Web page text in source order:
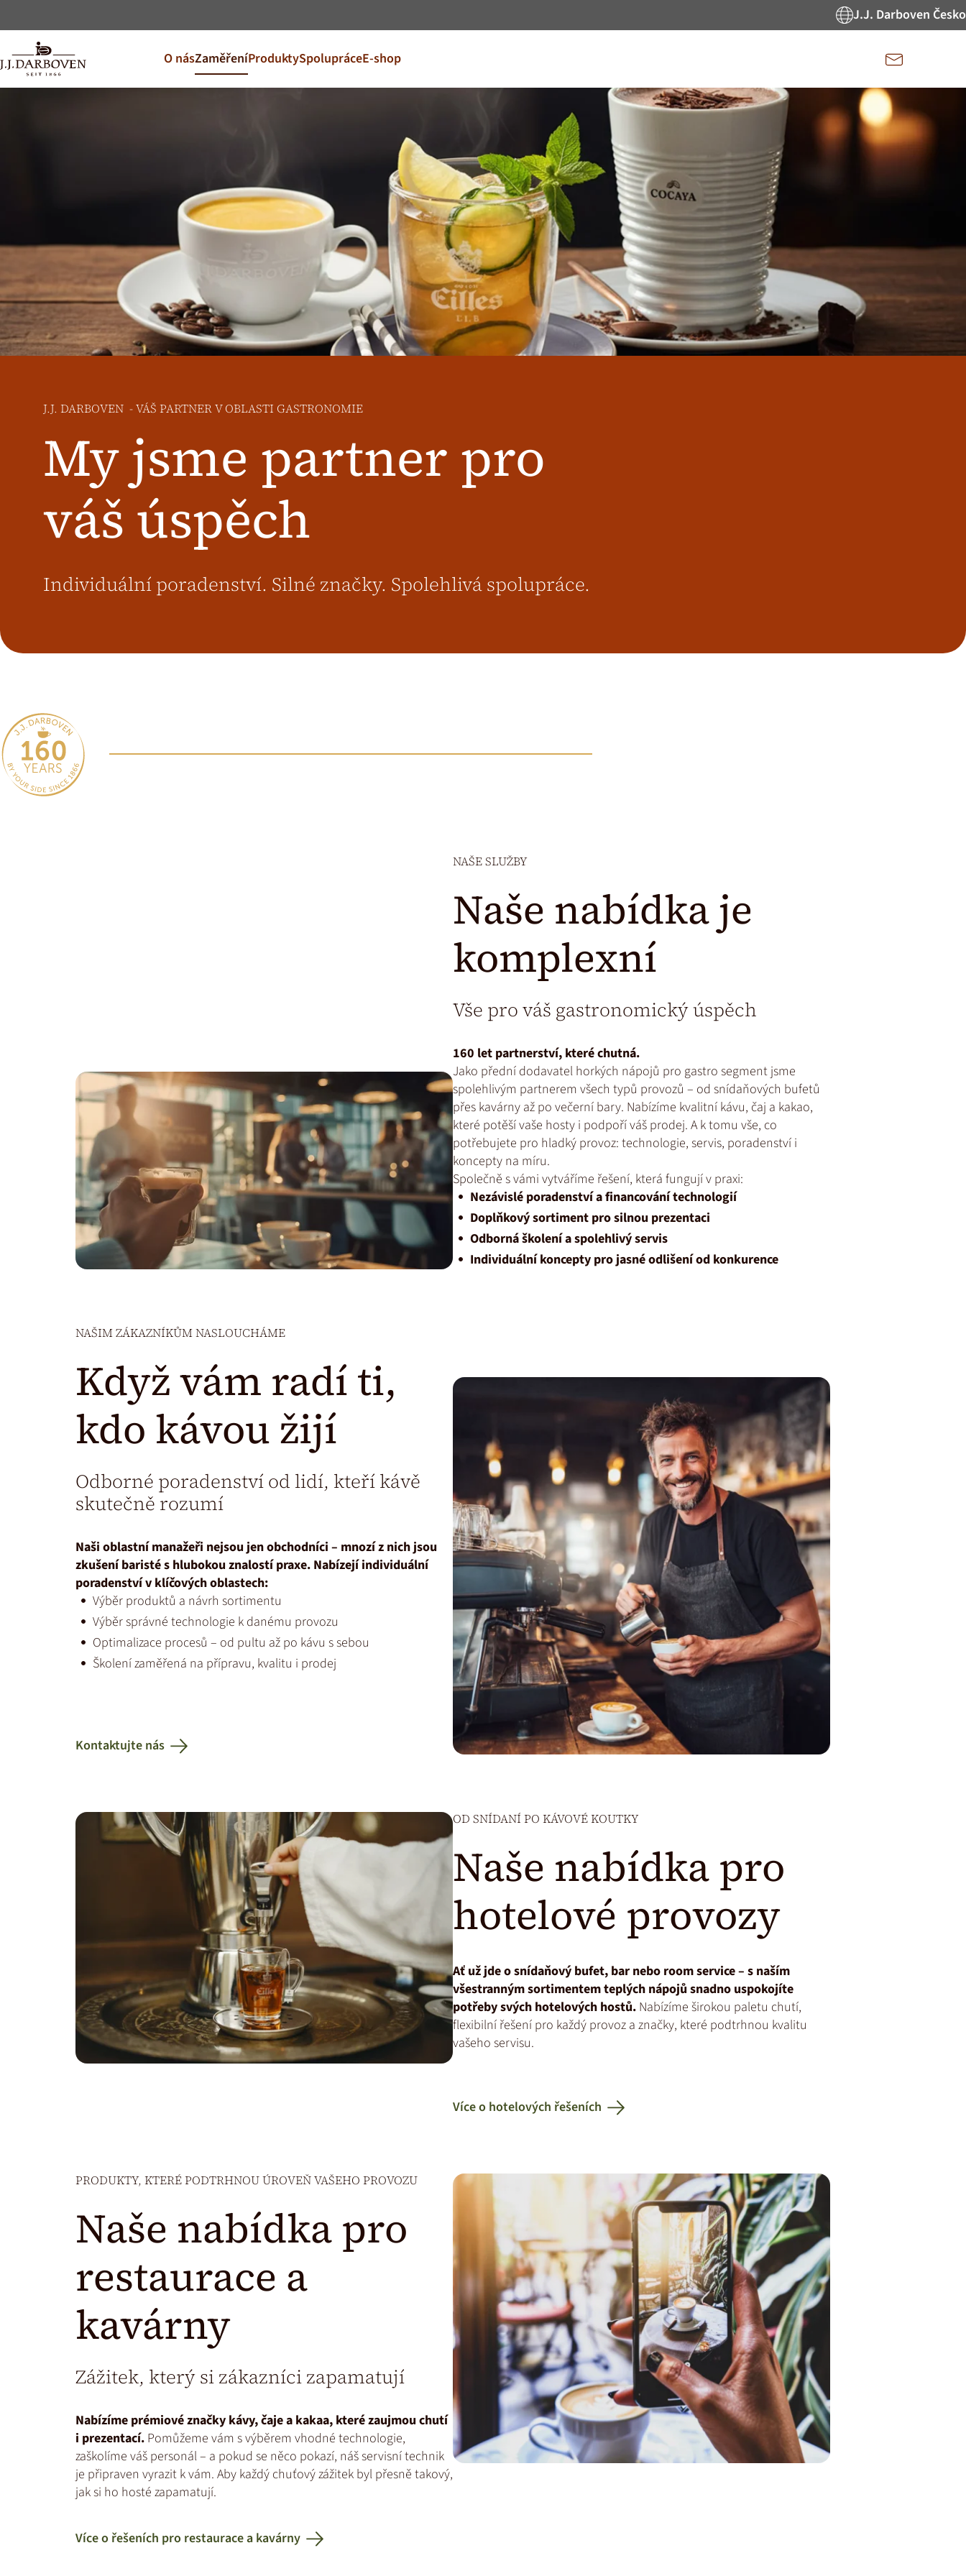
O násZaměřeníProduktySpolupráceE-shop
J.J. Darboven Česko
J.J. DARBOVEN - VÁŠ PARTNER V OBLASTI GASTRONOMIE
My jsme partner pro
váš úspěch
Individuální poradenství. Silné značky. Spolehlivá spolupráce.
NAŠE SLUŽBY
Naše nabídka je
komplexní
Vše pro váš gastronomický úspěch
160 let partnerství, které chutná.
Jako přední dodavatel horkých nápojů pro gastro segment jsme
spolehlivým partnerem všech typů provozů – od snídaňových bufetů
přes kavárny až po večerní bary. Nabízíme kvalitní kávu, čaj a kakao,
které potěší vaše hosty i podpoří váš prodej. A k tomu vše, co
potřebujete pro hladký provoz: technologie, servis, poradenství i
koncepty na míru.
Společně s vámi vytváříme řešení, která fungují v praxi:
Nezávislé poradenství a financování technologií
Doplňkový sortiment pro silnou prezentaci
Odborná školení a spolehlivý servis
Individuální koncepty pro jasné odlišení od konkurence
NAŠIM ZÁKAZNÍKŮM NASLOUCHÁME
Když vám radí ti,
kdo kávou žijí
Odborné poradenství od lidí, kteří kávě
skutečně rozumí
Naši oblastní manažeři nejsou jen obchodníci – mnozí z nich jsou
zkušení baristé s hlubokou znalostí praxe. Nabízejí individuální
poradenství v klíčových oblastech:
Výběr produktů a návrh sortimentu
Výběr správné technologie k danému provozu
Optimalizace procesů – od pultu až po kávu s sebou
Školení zaměřená na přípravu, kvalitu i prodej
Kontaktujte nás
OD SNÍDANÍ PO KÁVOVÉ KOUTKY
Naše nabídka pro
hotelové provozy
Ať už jde o snídaňový bufet, bar nebo room service – s naším
všestranným sortimentem teplých nápojů snadno uspokojíte
potřeby svých hotelových hostů. Nabízíme širokou paletu chutí,
flexibilní řešení pro každý provoz a značky, které podtrhnou kvalitu
vašeho servisu.
Více o hotelových řešeních
PRODUKTY, KTERÉ PODTRHNOU ÚROVEŇ VAŠEHO PROVOZU
Naše nabídka pro
restaurace a
kavárny
Zážitek, který si zákazníci zapamatují
Nabízíme prémiové značky kávy, čaje a kakaa, které zaujmou chutí
i prezentací. Pomůžeme vám s výběrem vhodné technologie,
zaškolíme váš personál – a pokud se něco pokazí, náš servisní technik
je připraven vyrazit k vám. Aby každý chuťový zážitek byl přesně takový,
jak si ho hosté zapamatují.
Více o řešeních pro restaurace a kavárny
Vyberte zemi a jazyk
France
Ireland
EN
Nederland
NL
SK
Další trhy
Österreich
J.HORNIG
United Kingdom
Café Du Monde